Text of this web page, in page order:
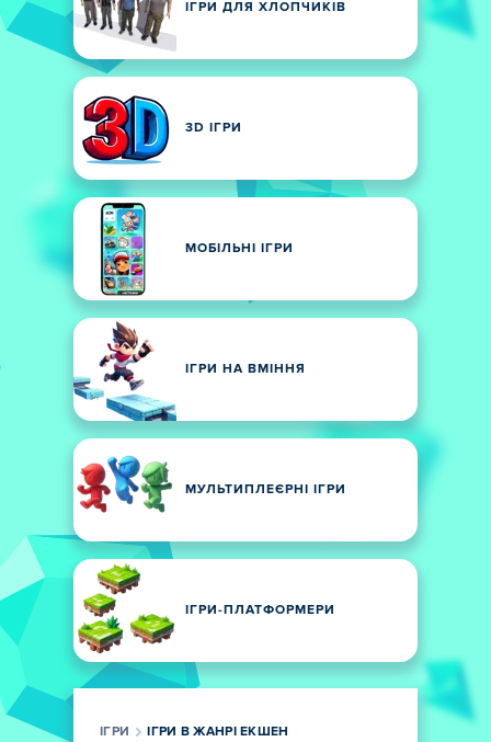
ІГРИ ДЛЯ ХЛОПЧИКІВ
3D ІГРИ
МОБІЛЬНІ ІГРИ
ІГРИ НА ВМІННЯ
МУЛЬТИПЛЕЄРНІ ІГРИ
ІГРИ-ПЛАТФОРМЕРИ
ІГРИ ІГРИ В ЖАНРІ ЕКШЕН